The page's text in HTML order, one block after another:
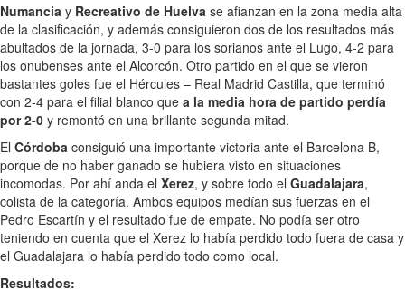
Numancia y Recreativo de Huelva se afianzan en la zona media alta
de la clasificación, y además consiguieron dos de los resultados más
abultados de la jornada, 3-0 para los sorianos ante el Lugo, 4-2 para
los onubenses ante el Alcorcón. Otro partido en el que se vieron
bastantes goles fue el Hércules – Real Madrid Castilla, que terminó
con 2-4 para el filial blanco que a la media hora de partido perdía
por 2-0 y remontó en una brillante segunda mitad.
El Córdoba consiguió una importante victoria ante el Barcelona B,
porque de no haber ganado se hubiera visto en situaciones
incomodas. Por ahí anda el Xerez, y sobre todo el Guadalajara,
colista de la categoría. Ambos equipos medían sus fuerzas en el
Pedro Escartín y el resultado fue de empate. No podía ser otro
teniendo en cuenta que el Xerez lo había perdido todo fuera de casa y
el Guadalajara lo había perdido todo como local.
Resultados: